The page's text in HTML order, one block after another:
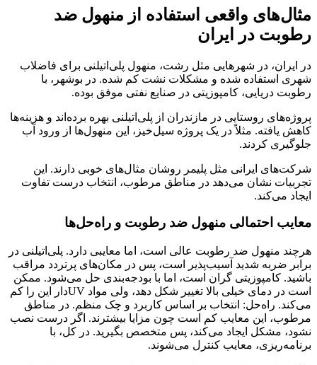
مثال‌های واقعی استفاده از منهول ضد
رطوبت در ایران
در ایران، در شهرهایی مثل رشت، منهول پلی‌اتیلنی برای فاضلاب
شهری استفاده شده و مشکلات نشت کم شده. در بوشهر، با
رطوبت دریایی، کامپوزیتی در صنایع نفتی موفق بوده.
پروژه‌های روستایی در مازندران از پلی‌اتیلنی بهره برده‌اند و هزینه‌ها
کاهش یافته. مثلاً در یک پروژه سیل‌خیز، این منهول‌ها از ورود آب
جلوگیری کردند.
شرکت‌های ایرانی مثل پلیمر روشان مثال‌های خوبی دارند. این
تجربیات نشان می‌دهد در مناطق مرطوب، انتخاب درست تفاوت
ایجاد می‌کند.
معایب احتمالی منهول ضد رطوبت و راه‌حل‌ها
هرچند منهول ضد رطوبت عالی است، اما معایبی دارد. پلی‌اتیلنی در
برابر ضربه شدید آسیب‌پذیر است، پس در مکان‌های پرتردد مراقب
باشید. کامپوزیتی گران است، اما با بودجه‌بندی حل می‌شود. ممکن
است در دمای خیلی بالا تغییر شکل دهد، ولی مواد UVدار این را کم
می‌کند. راه‌حل: انتخاب بر اساس کاربرد و چک منظم. در مناطق
مرطوب، این معایب کم است چون مزایا بیشترند. اگر درست نصب
نشود، مشکل ایجاد می‌کند، پس متخصص بگیرید. در کل، با
برنامه‌ریزی، معایب کنترل می‌شوند.